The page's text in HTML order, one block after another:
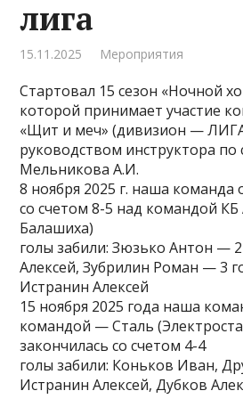
лига
15.11.2025 Мероприятия
Стартовал 15 сезон «Ночной
которой принимает участие
«Щит и меч» (дивизион —
руководством инструктора по
Мельникова А.И.
8 ноября 2025 г. наша команда
со счетом 8-5 над командой КБ
Балашиха)
голы забили: Зюзько Антон —
Алексей, Зубрилин Роман — 3
Истранин Алексей
15 ноября 2025 года наша
командой — Сталь
закончилась со счетом 4-4
голы забили: Коньков Иван,
Истранин Алексей, Дубков